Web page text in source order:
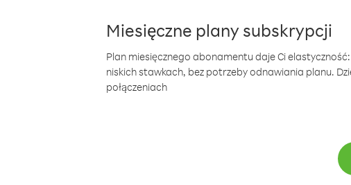
Miesięczne plany subskrypcji
Plan miesięcznego abonamentu daje Ci
niskich stawkach, bez potrzeby odnawiania planu.
połączeniach